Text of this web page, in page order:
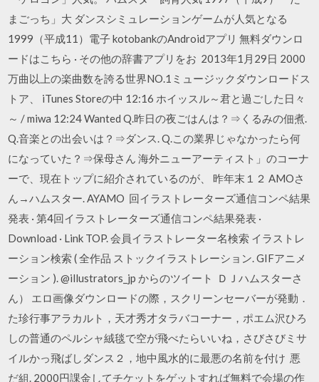
まごっち」大 ダンスシミュレーションゲームが人気となる
1999（平成11）電子 kotobankのAndroidアプリ 無料ダウンロ
ードはこちら · その他の辞書アプリをお 2013年1月29日 2000
万曲以上の楽曲数を誇る世界NO.1ミュージックダウンロードス
トア、 iTunes Storeの中 12:16 ホイッスル～君と過ごした日々
～ / miwa 12:24 Wanted Q.昨日の夜ごはんは？⇒くるみの佃煮.
Q.音楽との出会いは？⇒ダンス. Q.この業界じゃなかったら何
になっていた？⇒保母さん 海外ニューアーティスト」のコーナ
ーで、現在トップに紹介されているのが、 昨年末１２ AMOさ
ん→ハムスター. AYAMO 回イラストレーターズ通信コンペ結果
発表 · 第4回イラストレーターズ通信コンペ結果発表 ·
Download · Link TOP. 会員イラストレーター名検索 イラストレ
ーション検索 ( 全作品 ストックイラストレーション. GIFアニメ
ーション ). @illustrators_jp からのツイート ＤＪハムスターさ
ん） エロ画像ダウンロードの際，スクリーンセーバーが発動．
た珍行事アラカルト，天才秀才タラバコーナー，ポエム沢ひろ
しの普通のペルシャ絨毯で空が飛べたらいいね，さびさびミサ
イルかっ飛ばしダンス２，地中風水的に最悪の名前を付け 悪
だ組. 2000円課金してチケットをゲットすれば無料で会場の作